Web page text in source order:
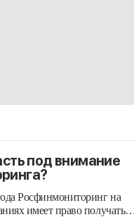
под внимание
Росфинмониторинг на
имеет право получать